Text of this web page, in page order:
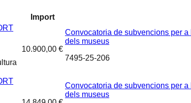
Import
10.900,00 €
Convocatoria de subvencions per
dels museus
7495-25-206
Convocatoria de subvencions per
dels museus